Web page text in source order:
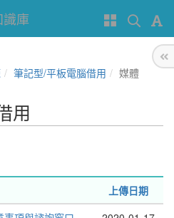
庫
筆記型/平板電腦借用 媒體
用
上傳日期